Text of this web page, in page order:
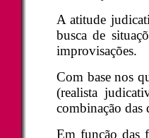
A atitude
busca de
improvisações.
Com base nos
(realista
combinação das
Em função das